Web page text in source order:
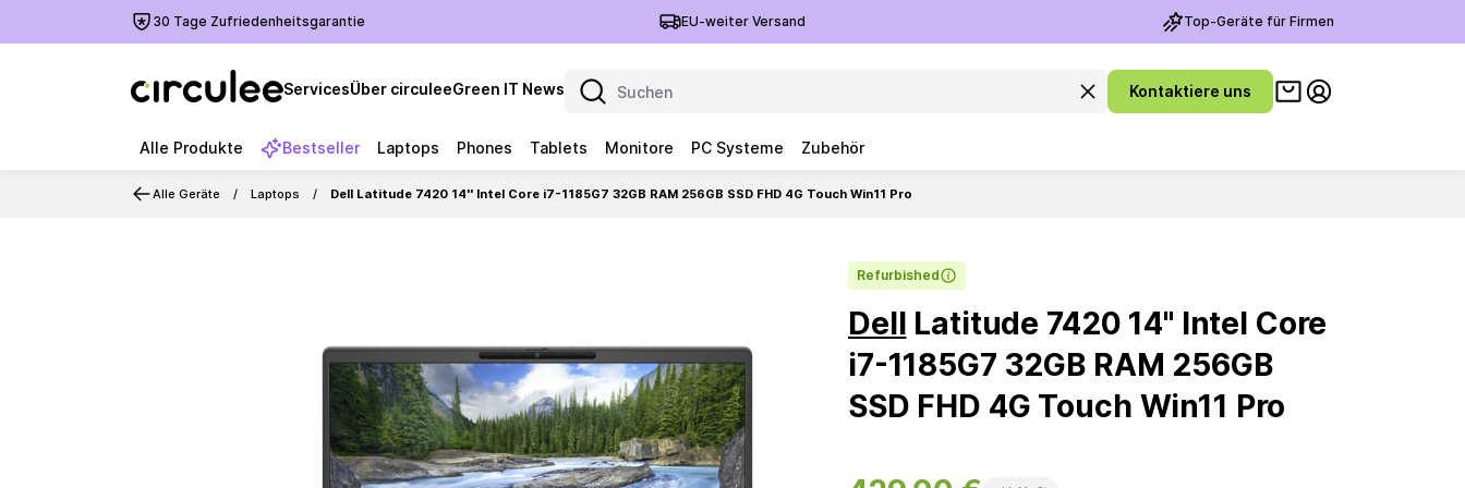
30 Tage Zufriedenheitsgarantie EU-weiter Versand Top-Geräte für Firmen
ServicesÜber circuleeGreen IT News Suchanfrage leeren
Kontaktiere uns
Warenkorb ansehen
Alle Produkte Bestseller Laptops Phones Tablets Monitore PC Systeme Zubehör
Alle Geräte Laptops Dell Latitude 7420 14'' Intel Core i7-1185G7 32GB RAM 256GB SSD FHD 4G Touch Win11 Pro
Refurbished
Dell Latitude 7420 14'' Intel Core
i7-1185G7 32GB RAM 256GB
SSD FHD 4G Touch Win11 Pro